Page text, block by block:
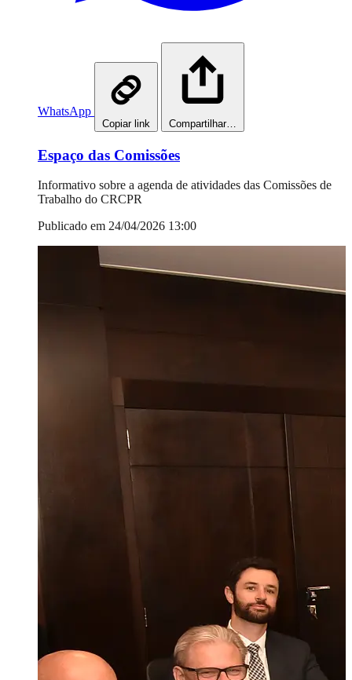
WhatsApp
Copiar link Compartilhar…
Espaço das Comissões
Informativo sobre a agenda de atividades das Comissões de
Trabalho do CRCPR
Publicado em 24/04/2026 13:00